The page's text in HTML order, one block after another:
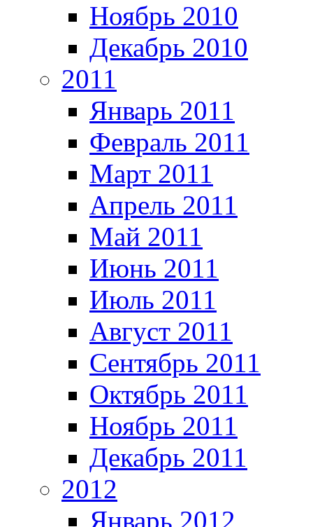
Ноябрь 2010
Декабрь 2010
2011
Январь 2011
Февраль 2011
Март 2011
Апрель 2011
Май 2011
Июнь 2011
Июль 2011
Август 2011
Сентябрь 2011
Октябрь 2011
Ноябрь 2011
Декабрь 2011
2012
Январь 2012